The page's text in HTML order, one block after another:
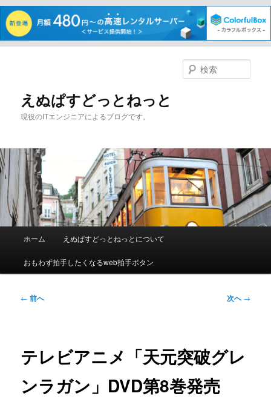
へ
移
動
えぬぱすどっとねっと
現役のITエンジニアによるブログです。
索
メ
ホーム えぬぱすどっとねっとについて
おもわず拍手したくなるweb拍手ボタン
投
ー
ョ
← 前へ 次へ→
テレビアニメ「天元突破グレ
ンラガン」DVD第8巻発売